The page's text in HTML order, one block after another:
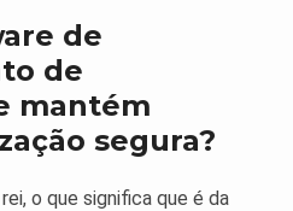
de
de
mantém
segura?
o que significa que é da